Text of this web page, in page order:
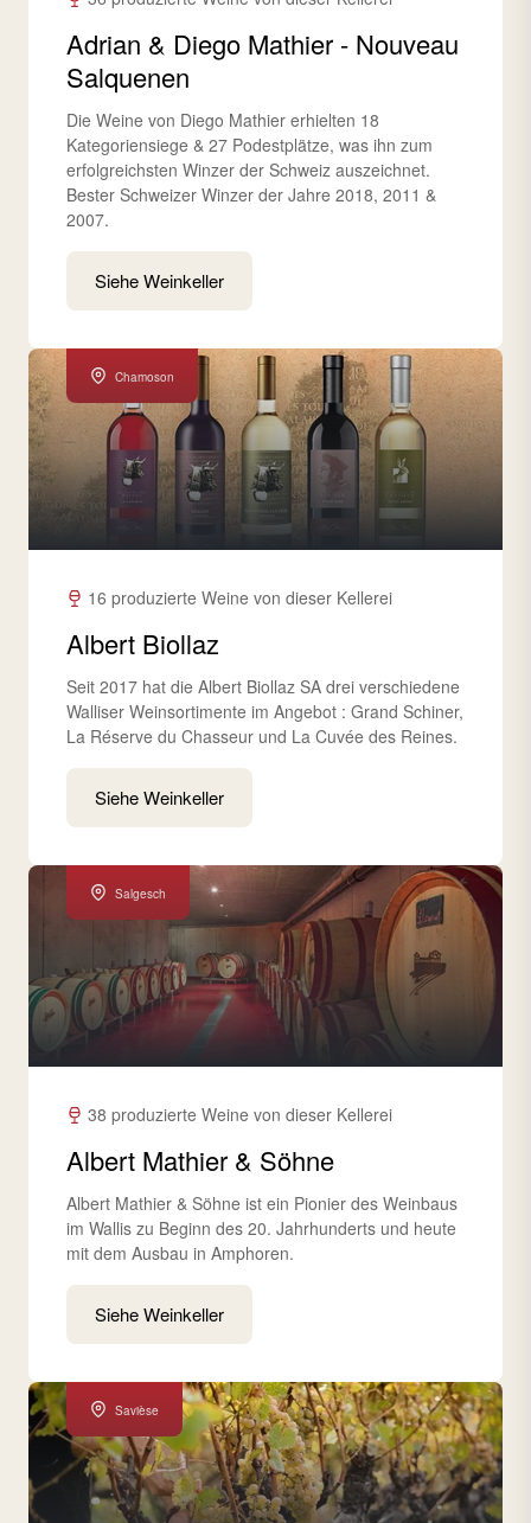
Adrian & Diego Mathier - Nouveau
Salquenen
Die Weine von Diego Mathier erhielten 18
Kategoriensiege & 27 Podestplätze, was ihn zum
erfolgreichsten Winzer der Schweiz auszeichnet.
Bester Schweizer Winzer der Jahre 2018, 2011 &
2007.
Siehe Weinkeller
Chamoson
16 produzierte Weine von dieser Kellerei
Albert Biollaz
Seit 2017 hat die Albert Biollaz SA drei verschiedene
Walliser Weinsortimente im Angebot : Grand Schiner,
La Réserve du Chasseur und La Cuvée des Reines.
Siehe Weinkeller
Salgesch
38 produzierte Weine von dieser Kellerei
Albert Mathier & Söhne
Albert Mathier & Söhne ist ein Pionier des Weinbaus
im Wallis zu Beginn des 20. Jahrhunderts und heute
mit dem Ausbau in Amphoren.
Siehe Weinkeller
Savièse